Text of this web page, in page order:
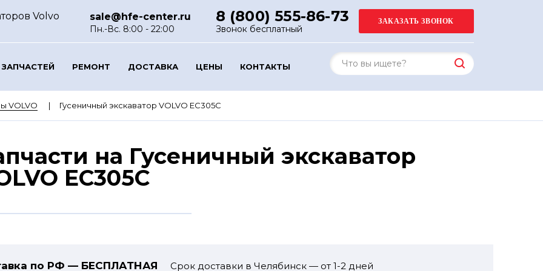
Volvo sale@hfe-center.ru
Пн.-Вс. 8:00 - 22:00
8 (800) 555-86-73
Звонок бесплатный
РЕМОНТ ДОСТАВКА ЦЕНЫ КОНТАКТЫ
VOLVO Гусеничный экскаватор VOLVO EC305C
на Гусеничный экскаватор
EC305C
по РФ — БЕСПЛАТНАЯ Срок доставки в Челябинск — от 1-2 дней